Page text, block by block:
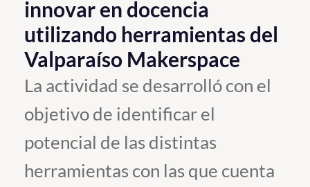
PUCV Internacional
Vinculación con el Medio
Admisión
Pregrado
Postgrado
Formación Continua
innovar en docencia
utilizando herramientas del
Valparaíso Makerspace
La actividad se desarrolló con el
objetivo de identificar el
potencial de las distintas
herramientas con las que cuenta